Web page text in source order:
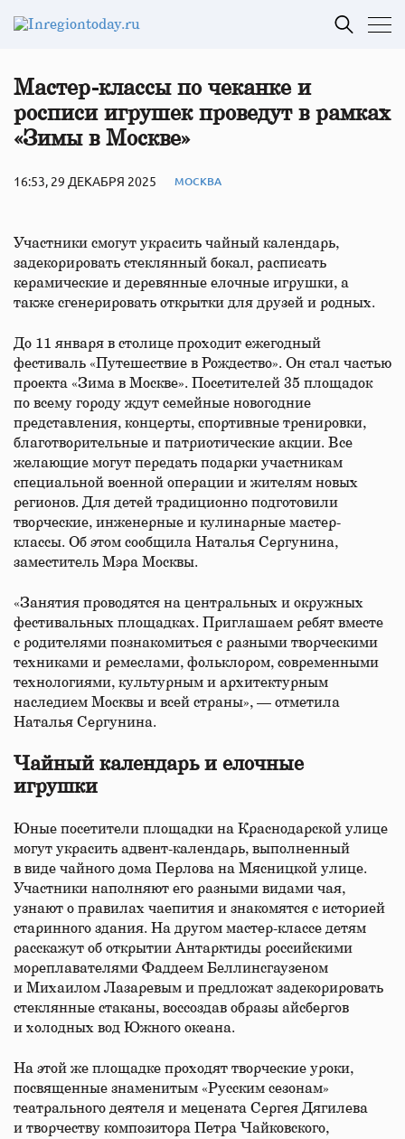
Мастер-классы по чеканке и
росписи игрушек проведут в рамках
«Зимы в Москве»
16:53, 29 ДЕКАБРЯ 2025 МОСКВА
Участники смогут украсить чайный календарь,
задекорировать стеклянный бокал, расписать
керамические и деревянные елочные игрушки, а
также сгенерировать открытки для друзей и родных.
До 11 января в столице проходит ежегодный
фестиваль «Путешествие в Рождество». Он стал частью
проекта «Зима в Москве». Посетителей 35 площадок
по всему городу ждут семейные новогодние
представления, концерты, спортивные тренировки,
благотворительные и патриотические акции. Все
желающие могут передать подарки участникам
специальной военной операции и жителям новых
регионов. Для детей традиционно подготовили
творческие, инженерные и кулинарные мастер-
классы. Об этом сообщила Наталья Сергунина,
заместитель Мэра Москвы.
«Занятия проводятся на центральных и окружных
фестивальных площадках. Приглашаем ребят вместе
с родителями познакомиться с разными творческими
техниками и ремеслами, фольклором, современными
технологиями, культурным и архитектурным
наследием Москвы и всей страны», — отметила
Наталья Сергунина.
Чайный календарь и елочные
игрушки
Юные посетители площадки на Краснодарской улице
могут украсить адвент-календарь, выполненный
в виде чайного дома Перлова на Мясницкой улице.
Участники наполняют его разными видами чая,
узнают о правилах чаепития и знакомятся с историей
старинного здания. На другом мастер-классе детям
расскажут об открытии Антарктиды российскими
мореплавателями Фаддеем Беллинсгаузеном
и Михаилом Лазаревым и предложат задекорировать
стеклянные стаканы, воссоздав образы айсбергов
и холодных вод Южного океана.
На этой же площадке проходят творческие уроки,
посвященные знаменитым «Русским сезонам»
театрального деятеля и мецената Сергея Дягилева
и творчеству композитора Петра Чайковского,